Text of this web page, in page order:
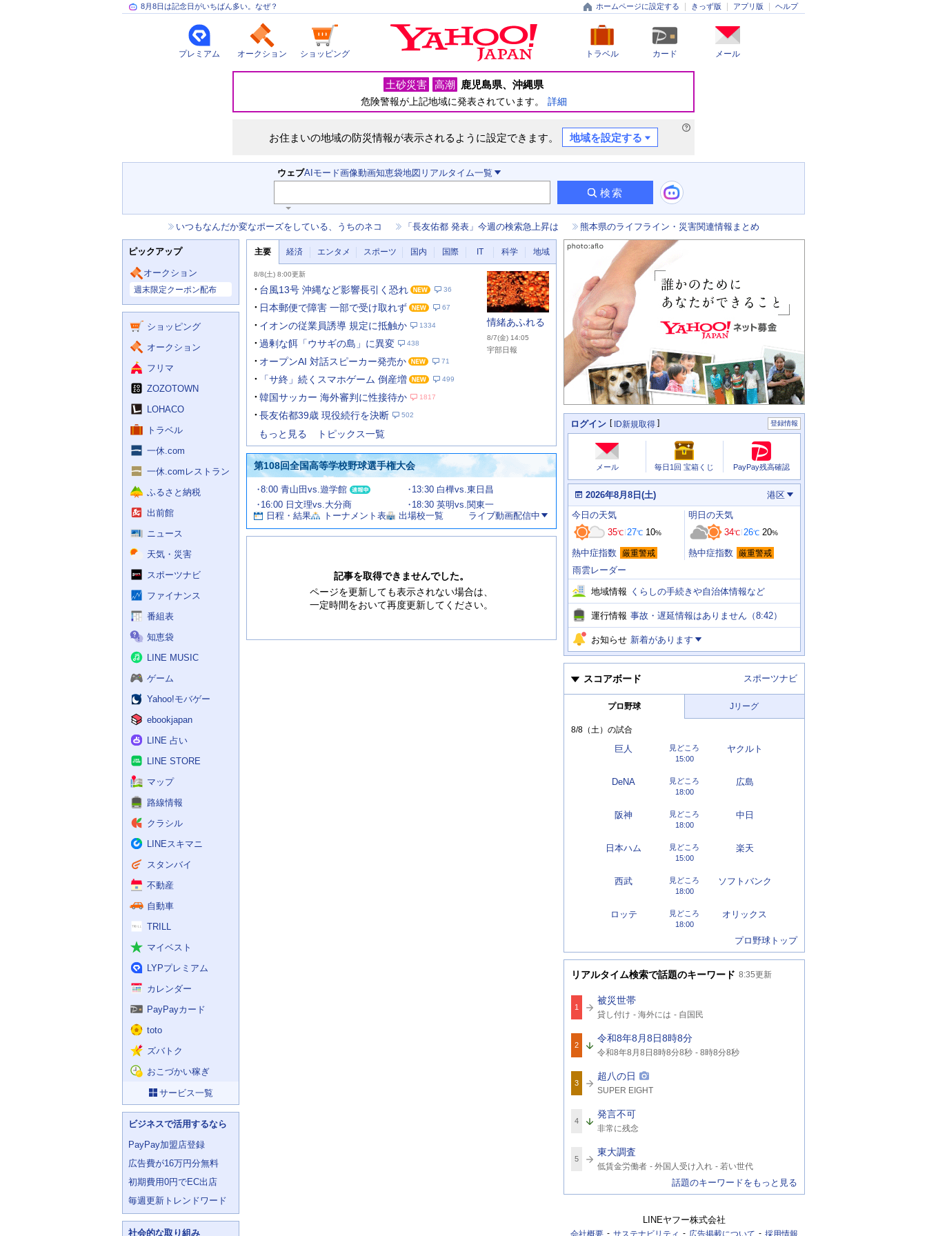
8月8日は記念日がいちばん多い。なぜ？ ホームページに設定する きっず版 アプリ版 ヘルプ
トラベル カード メール
プレミアム オークション ショッピング
災
土砂災害 高潮 鹿児島県 沖縄県
危険警報が上記地域に発表されています。 詳細
お住まいの地域の防災情報が表示されるように設定できます。 地域を設定する
検
索
ウェブAIモード画像動画知恵袋地図 リアルタイム一覧
検索
ワ
ー
力
補
助
を
開
く
ら
せ
いつもなんだか変なポーズをしている、うちのネコ 「長友佑都 発表」今週の検索急上昇は 熊本県のライフライン・災害関連情報まとめ
ピックアップ
オークション
週末限定クーポン配布
サ
ビ
ショッピング
オークション
フリマ
ZOZOTOWN
LOHACO
トラベル
一休.com
一休.comレストラン
ふるさと納税
出前館
ニュース
天気・災害
スポーツナビ
ファイナンス
番組表
知恵袋
LINE MUSIC
ゲーム
Yahoo!モバゲー
ebookjapan
LINE 占い
LINE STORE
マップ
路線情報
クラシル
LINEスキマニ
スタンバイ
不動産
自動車
TRILL
マイベスト
LYPプレミアム
カレンダー
PayPayカード
toto
ズバトク
おこづかい稼ぎ
サービス一覧
ビジネスで活用するなら
PayPay加盟店登録
広告費が16万円分無料
初期費用0円でEC出店
毎週更新トレンドワード
社会的な取り組み
ュ
ス
主要 経済 エンタメ スポーツ 国内 国際 IT 科学 地域
要
ニ
ー
8/8(土) 8:00更新
台風13号 沖縄など影響長引く恐れ 36
日本郵便で障害 一部で受け取れず 67
イオンの従業員誘導 規定に抵触か 1334
過剰な餌「ウサギの島」に異変 438
オープンAI 対話スピーカー発売か 71
「サ終」続くスマホゲーム 倒産増 499
韓国サッカー 海外審判に性接待か 1817
長友佑都39歳 現役続行を決断 502
情緒あふれる
8/7(金) 14:05
宇部日報
もっと見る トピックス一覧
第108回全国高等学校野球選手権大会
試
合
情
報
8:00 青山田vs.遊学館
13:30 白樺vs.東日昌
16:00 日文理vs.大分商
18:30 英明vs.関東一
日程・結果
トーナメント表 出場校一覧 ライブ動画配信中
お
す
記事を取得できませんでした。
ページを更新しても表示されない場合は、
一定時間をおいて再度更新してください。
個
人
情
報
ログイン ID新規取得 登録情報
あ
た
の
ス
ス
メール 毎日1回 宝箱くじ PayPay残高確認
本
日
の
天
気
、
運
情
報
2026年8月8日(土) 港区
今
日
明
日
の
天
気
今日 の天気
35℃ 27℃ 10%
熱中症指数 厳重警戒
明日 の天気
34℃ 26℃ 20%
熱中症指数 厳重警戒
雨雲レーダー
地域情報 くらしの手続きや自治体情報など
運行情報 事故・遅延情報はありません（8:42）
お知らせ 新着があります
スコアボード スポーツナビ
プロ野球 Jリーグ
8/8（土） の試合
巨人 ヤクルト
15:00
見どころ
DeNA 広島
18:00
見どころ
阪神 中日
18:00
見どころ
日本ハム 楽天
15:00
見どころ
西武 ソフトバンク
18:00
見どころ
ロッテ オリックス
18:00
見どころ
プロ野球トップ
リアルタイム検索で話題のキーワード 8:35更新
1
被災世帯
関
連
ー
ド
貸し付け 海外には 自国民
2
令和8年8月8日8時8分
関
連
ー
ド
令和8年8月8日8時8分8秒
8時8分8秒
3
超八の日
関
連
ー
ド
SUPER EIGHT
4
発言不可
関
連
ー
ド
非常に残念
5
東大調査
関
連
低賃金労働者 外国人受け入れ 若い世代
話題のキーワードをもっと見る
LINEヤフー株式会社
会社概要 サステナビリティ 広告掲載について 採用情報